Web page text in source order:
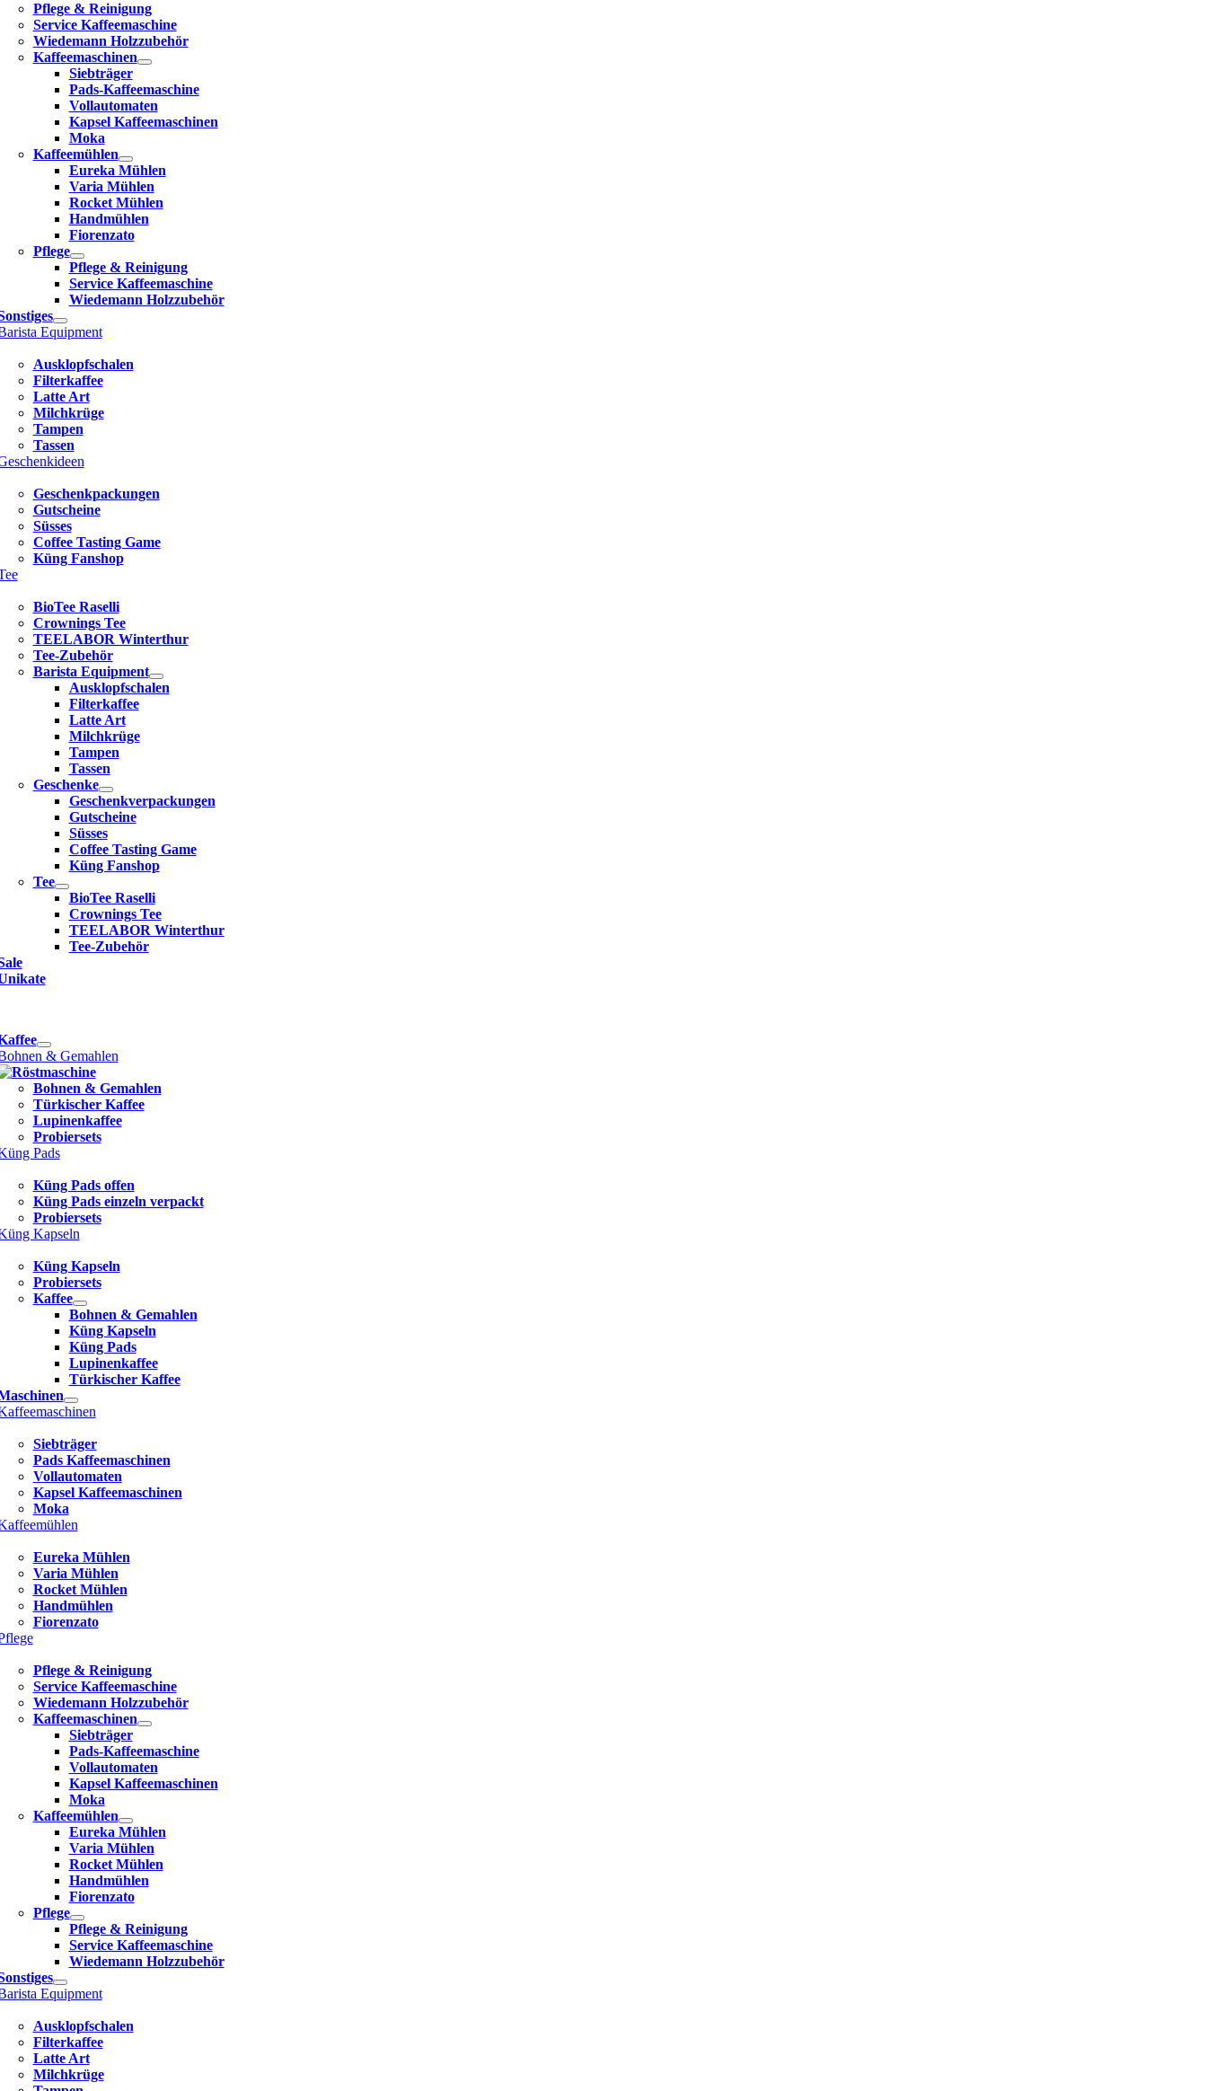
Pflege & Reinigung
Service Kaffeemaschine
Wiedemann Holzzubehör
Kaffeemaschinen
Siebträger
Pads-Kaffeemaschine
Vollautomaten
Kapsel Kaffeemaschinen
Moka
Kaffeemühlen
Eureka Mühlen
Varia Mühlen
Rocket Mühlen
Handmühlen
Fiorenzato
Pflege
Pflege & Reinigung
Service Kaffeemaschine
Wiedemann Holzzubehör
Equipment
Ausklopfschalen
Filterkaffee
Latte Art
Milchkrüge
Tampen
Tassen
Geschenkpackungen
Gutscheine
Süsses
Coffee Tasting Game
Küng Fanshop
BioTee Raselli
Crownings Tee
TEELABOR Winterthur
Tee-Zubehör
Barista Equipment
Ausklopfschalen
Filterkaffee
Latte Art
Milchkrüge
Tampen
Tassen
Geschenke
Geschenkverpackungen
Gutscheine
Süsses
Coffee Tasting Game
Küng Fanshop
Tee
BioTee Raselli
Crownings Tee
TEELABOR Winterthur
Tee-Zubehör
& Gemahlen
Bohnen & Gemahlen
Türkischer Kaffee
Lupinenkaffee
Probiersets
Pads
Küng Pads offen
Küng Pads einzeln verpackt
Probiersets
Kapseln
Küng Kapseln
Probiersets
Kaffee
Bohnen & Gemahlen
Küng Kapseln
Küng Pads
Lupinenkaffee
Türkischer Kaffee
Siebträger
Pads Kaffeemaschinen
Vollautomaten
Kapsel Kaffeemaschinen
Moka
Eureka Mühlen
Varia Mühlen
Rocket Mühlen
Handmühlen
Fiorenzato
Pflege & Reinigung
Service Kaffeemaschine
Wiedemann Holzzubehör
Kaffeemaschinen
Siebträger
Pads-Kaffeemaschine
Vollautomaten
Kapsel Kaffeemaschinen
Moka
Kaffeemühlen
Eureka Mühlen
Varia Mühlen
Rocket Mühlen
Handmühlen
Fiorenzato
Pflege
Pflege & Reinigung
Service Kaffeemaschine
Wiedemann Holzzubehör
Equipment
Ausklopfschalen
Filterkaffee
Latte Art
Milchkrüge